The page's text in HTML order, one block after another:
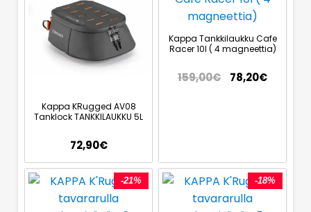
Kappa KRugged AV08
Tanklock TANKKILAUKKU 5L
72,90€
Kappa Tankkilaukku Cafe
Racer 10l ( 4 magneettia)
159,00€ 78,20€
-21% -18%